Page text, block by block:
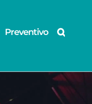
Preventivo